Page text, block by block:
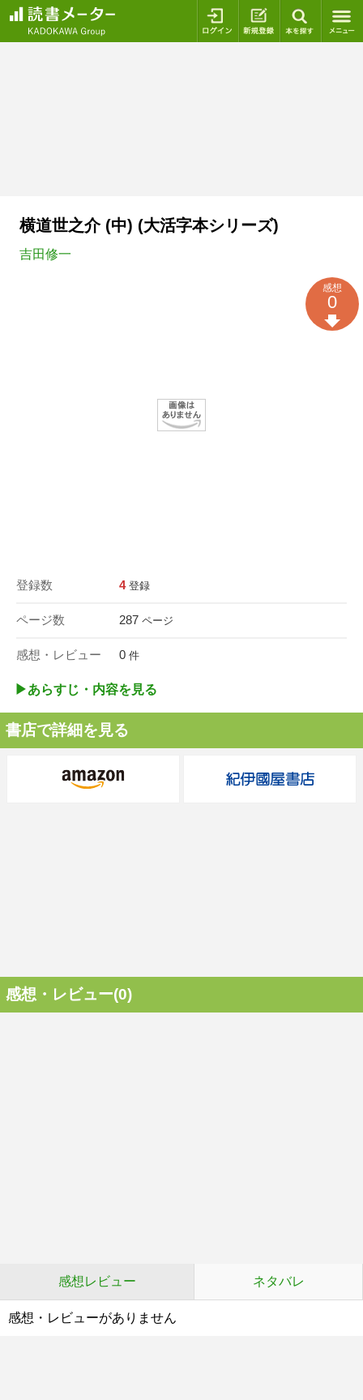
ログイン 新規登録
横道世之介 (中) (大活字本シリーズ)
吉田修一
登録数 4 登録
ページ数 287 ページ
感想・レビュー 0 件
感想
0
▶︎あらすじ・内容を見る
書店で詳細を見る
感想・レビュー(0)
感想レビュー ネタバレ
感想・レビューがありません